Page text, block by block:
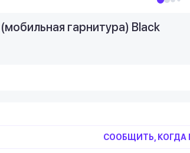
гарнитура) Black
СООБЩИТЬ, КОГДА